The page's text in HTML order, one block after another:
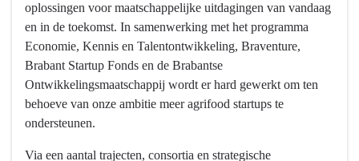
Economisch
toonaangevend
zijn
binnen
Europa
oplossingen voor maatschappelijke uitdagingen van vandaag
en in de toekomst. In samenwerking met het programma
Economie, Kennis en Talentontwikkeling, Braventure,
Brabant Startup Fonds en de Brabantse
Ontwikkelingsmaatschappij wordt er hard gewerkt om ten
behoeve van onze ambitie meer agrifood startups te
ondersteunen.
Via een aantal trajecten, consortia en strategische